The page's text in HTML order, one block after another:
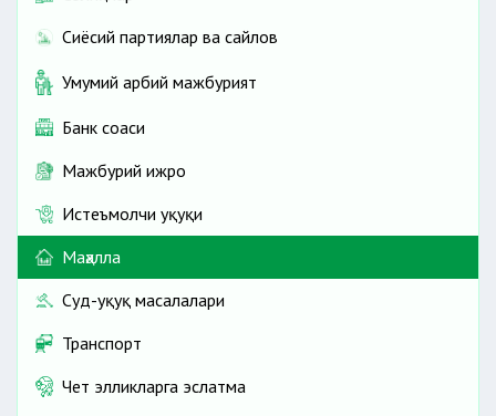
Сиёсий партиялар ва сайлов
Умумий ҳарбий мажбурият
Банк соҳаси
Мажбурий ижро
Истеъмолчи ҳуқуқи
Маҳалла
Суд-ҳуқуқ масалалари
Транспорт
Чет элликларга эслатма